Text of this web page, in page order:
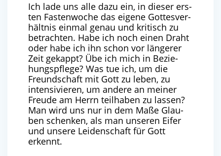
Ich lade uns alle dazu ein, in die­ser ers­
ten Fas­ten­wo­che das eige­ne Got­tes­ver­
hält­nis ein­mal genau und kri­tisch zu
betrach­ten. Habe ich noch einen Draht
oder habe ich ihn schon vor län­ge­rer
Zeit gekappt? Übe ich mich in Bezie­
hungs­pfle­ge? Was tue ich, um die
Freund­schaft mit Gott zu leben, zu
inten­si­vie­ren, um ande­re an mei­ner
Freu­de am Herrn teil­ha­ben zu las­sen?
Man wird uns nur in dem Maße Glau­
ben schen­ken, als man unse­ren Eifer
und unse­re Lei­den­schaft für Gott
erkennt.